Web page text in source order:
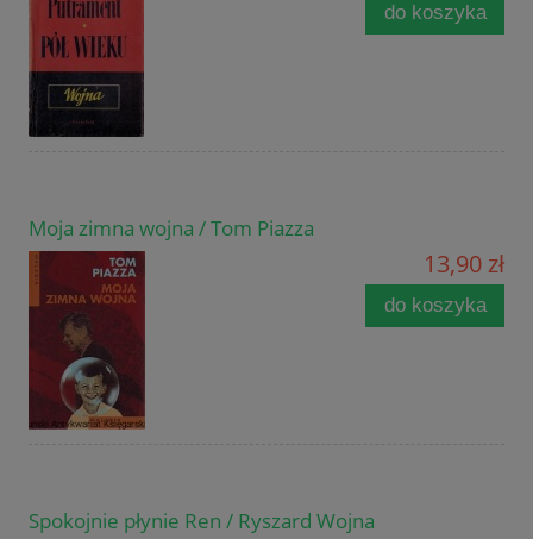
do koszyka
Moja zimna wojna / Tom Piazza
13,90 zł
do koszyka
Spokojnie płynie Ren / Ryszard Wojna